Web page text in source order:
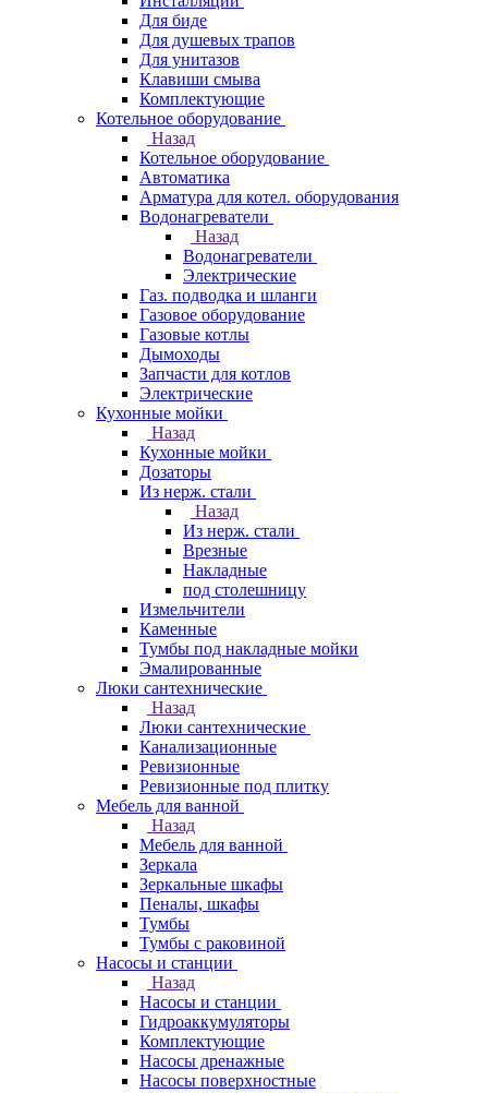
Для биде
Для душевых трапов
Для унитазов
Клавиши смыва
Комплектующие
Котельное оборудование
Назад
Котельное оборудование
Автоматика
Арматура для котел. оборудования
Водонагреватели
Назад
Водонагреватели
Электрические
Газ. подводка и шланги
Газовое оборудование
Газовые котлы
Дымоходы
Запчасти для котлов
Электрические
Кухонные мойки
Назад
Кухонные мойки
Дозаторы
Из нерж. стали
Назад
Из нерж. стали
Врезные
Накладные
под столешницу
Измельчители
Каменные
Тумбы под накладные мойки
Эмалированные
Люки сантехнические
Назад
Люки сантехнические
Канализационные
Ревизионные
Ревизионные под плитку
Мебель для ванной
Назад
Мебель для ванной
Зеркала
Зеркальные шкафы
Пеналы, шкафы
Тумбы
Тумбы с раковиной
Насосы и станции
Назад
Насосы и станции
Гидроаккумуляторы
Комплектующие
Насосы дренажные
Насосы поверхностные